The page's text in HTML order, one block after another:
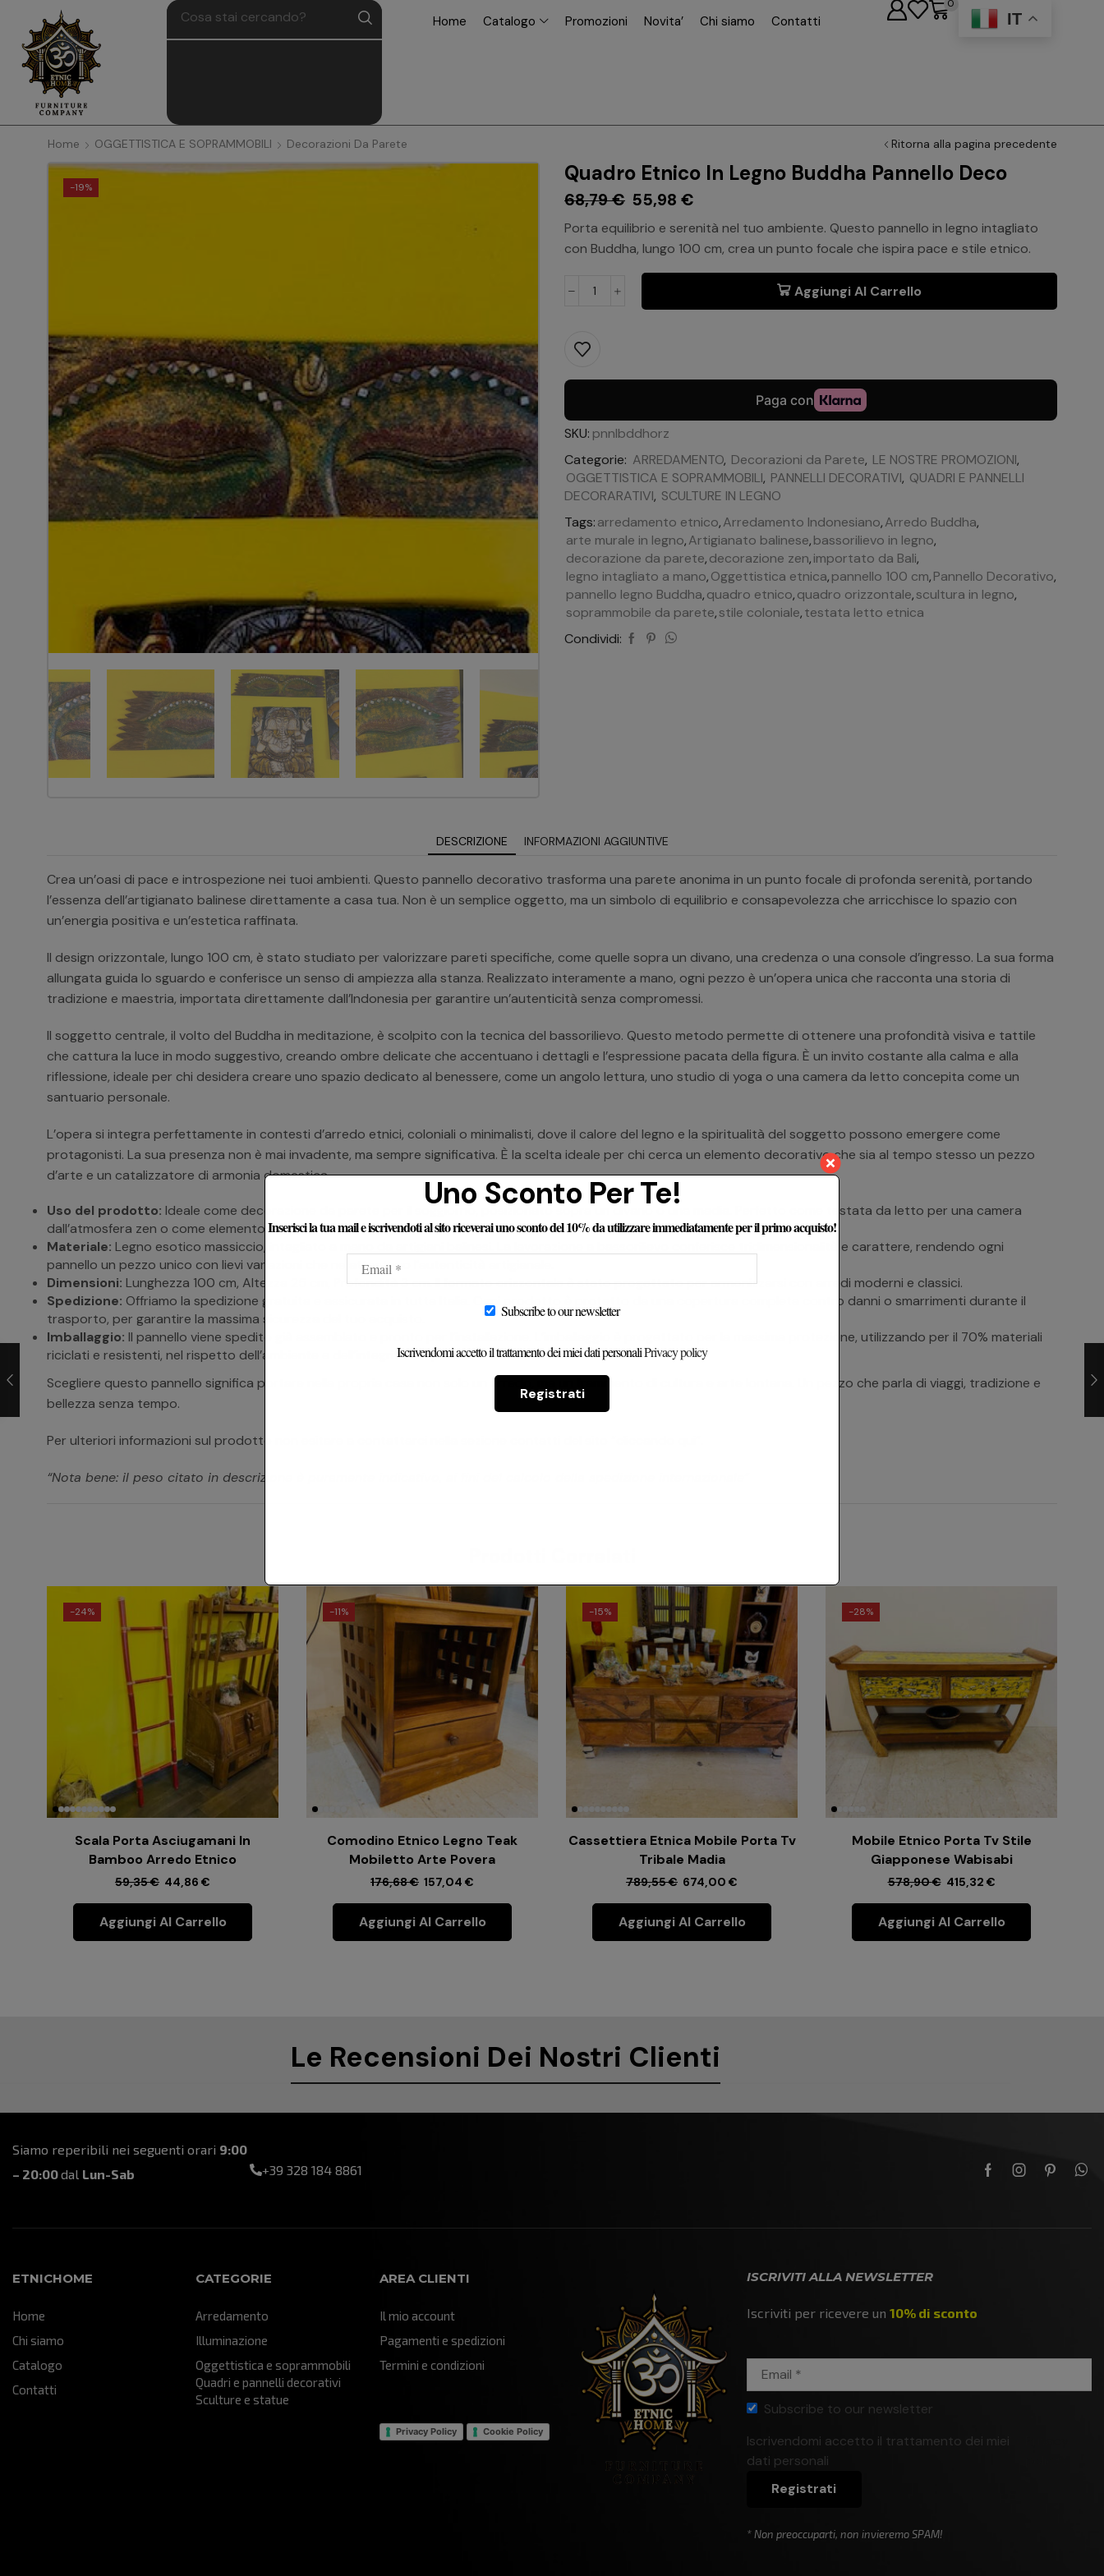
Home Catalogo Promozioni Novita’ Chi siamo Contatti
0
IT
Home OGGETTISTICA E SOPRAMMOBILI Decorazioni Da Parete Ritorna alla pagina precedente
-19%
Quadro Etnico In Legno Buddha Pannello Deco
68,79€ 55,98 €
Porta equilibrio e serenità nel tuo ambiente. Questo pannello in legno intagliato
con Buddha, lungo 100 cm, crea un punto focale che ispira pace e stile etnico.
Aggiungi Al Carrello
SKU: pnnlbddhorz
Categorie: ARREDAMENTO, Decorazioni da Parete, LE NOSTRE PROMOZIONI,
OGGETTISTICA E SOPRAMMOBILI, PANNELLI DECORATIVI, QUADRI E PANNELLI
DECORARATIVI, SCULTURE IN LEGNO
Tags:arredamento etnico,Arredamento Indonesiano,Arredo Buddha,
arte murale in legno,Artigianato balinese,bassorilievo in legno,
decorazione da parete,decorazione zen,importato da Bali,
legno intagliato a mano,Oggettistica etnica,pannello 100 cm,Pannello Decorativo,
pannello legno Buddha,quadro etnico,quadro orizzontale,scultura in legno,
soprammobile da parete,stile coloniale,testata letto etnica
Condividi:
DESCRIZIONE INFORMAZIONI AGGIUNTIVE
Crea un’oasi di pace e introspezione nei tuoi ambienti. Questo pannello decorativo trasforma una parete anonima in un punto focale di profonda serenità, portando
l’essenza dell’artigianato balinese direttamente a casa tua. Non è un semplice oggetto, ma un simbolo di equilibrio e consapevolezza che arricchisce lo spazio con
un’energia positiva e un’estetica raffinata.
Il design orizzontale, lungo 100 cm, è stato studiato per valorizzare pareti specifiche, come quelle sopra un divano, una credenza o una console d’ingresso. La sua forma
allungata guida lo sguardo e conferisce un senso di ampiezza alla stanza. Realizzato interamente a mano, ogni pezzo è un’opera unica che racconta una storia di
tradizione e maestria, importata direttamente dall’Indonesia per garantire un’autenticità senza compromessi.
Il soggetto centrale, il volto del Buddha in meditazione, è scolpito con la tecnica del bassorilievo. Questo metodo permette di ottenere una profondità visiva e tattile
che cattura la luce in modo suggestivo, creando ombre delicate che accentuano i dettagli e l’espressione pacata della figura. È un invito costante alla calma e alla
riflessione, ideale per chi desidera creare uno spazio dedicato al benessere, come un angolo lettura, uno studio di yoga o una camera da letto concepita come un
santuario personale.
L’opera si integra perfettamente in contesti d’arredo etnici, coloniali o minimalisti, dove il calore del legno e la spiritualità del soggetto possono emergere come
protagonisti. La sua presenza non è mai invadente, ma sempre significativa. È la scelta ideale per chi cerca un elemento decorativo che sia al tempo stesso un pezzo
d’arte e un catalizzatore di armonia domestica.
Uso del prodotto: Ideale come decorazione da parete per il soggiorno, posizionato sopra un divano o una madia. Perfetto come testata da letto per una camera
dall’atmosfera zen o come elemento focale in uno studio professionale, un centro benessere o una sala di meditazione.
Materiale: Legno esotico massiccio, intagliato a mano da artigiani balinesi. La lavorazione a bassorilievo conferisce tridimensionalità e carattere, rendendo ogni
pannello un pezzo unico con lievi variazioni che ne attestano l’autenticità artigianale.
Dimensioni: Lunghezza 100 cm, Altezza 25 cm, Profondità 3 cm. Il formato orizzontale è stato progettato per armonizzarsi con arredi moderni e classici.
Spedizione: Offriamo la spedizione gratuita e assicurata in tutta Italia. Ogni prodotto è protetto da una copertura completa contro danni o smarrimenti durante il
trasporto, per garantire la massima sicurezza del tuo acquisto.
Imballaggio: Il pannello viene spedito già assemblato e pronto per l’installazione. L’imballaggio è progettato per la massima protezione, utilizzando per il 70% materiali
riciclati e resistenti, nel rispetto dell’ambiente e dell’integrità del prodotto.
Scegliere questo pannello significa portare nella propria casa non solo un arredo, ma un frammento di cultura e arte lontana. Un pezzo che parla di viaggi, tradizione e
bellezza senza tempo.
Per ulteriori informazioni sul prodotto non esitare a contattarci nella sezione contatti del sito
“Nota bene: il peso citato in descrizione è puramente indicativo, ai fini del calcolo della spedizione internazionale”
-24%
Scala Porta Asciugamani In
Bamboo Arredo Etnico
59,35€ 44,86 €
Aggiungi Al Carrello
-11%
Comodino Etnico Legno Teak
Mobiletto Arte Povera
176,68€ 157,04 €
Aggiungi Al Carrello
-15%
Cassettiera Etnica Mobile Porta Tv
Tribale Madia
789,55€ 674,00 €
Aggiungi Al Carrello
-28%
Mobile Etnico Porta Tv Stile
Giapponese Wabisabi
578,90€ 415,32 €
Aggiungi Al Carrello
Le Recensioni Dei Nostri Clienti
Siamo reperibili nei seguenti orari 9:00
– 20:00dal Lun-Sab +39 328 184 8861
ETNICHOME
Home
Chi siamo
Catalogo
Contatti
CATEGORIE
Arredamento
Illuminazione
Oggettistica e soprammobili
Quadri e pannelli decorativi
Sculture e statue
AREA CLIENTI
Il mio account
Pagamenti e spedizioni
Termini e condizioni
Privacy Policy Cookie Policy
ISCRIVITI ALLA NEWSLETTER
Iscriviti per ricevere un 10% di sconto
Subscribe to our newsletter
Iscrivendomi accetto il trattamento dei miei
dati personali
Registrati
* Non preoccuparti, non invieremo SPAM!
Uno Sconto Per Te!
Inserisci la tua mail e iscrivendoti al sito riceverai uno sconto del 10% da utilizzare immediatamente per il primo acquisto!
Subscribe to our newsletter
Iscrivendomi accetto il trattamento dei miei dati personaliPrivacy policy
Registrati